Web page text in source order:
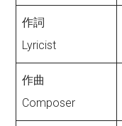
作詞
Lyricist
作曲
Composer